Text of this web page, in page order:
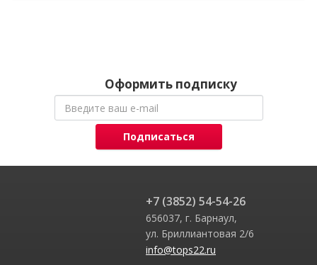
Оформить подписку
Подписаться
+7 (3852) 54-54-26
656037, г. Барнаул,
ул. Бриллиантовая 2/6
info@tops22.ru